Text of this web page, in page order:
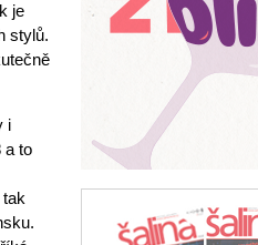
je
stylů.
i
a to